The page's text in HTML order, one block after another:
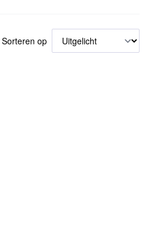
Sorteren op